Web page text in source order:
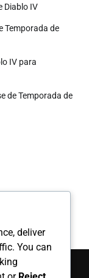
Diablo IV
Temporada de
IV para
de Temporada de
deliver
You can